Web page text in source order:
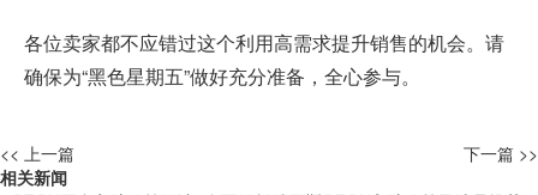
各位卖家都不应错过这个利用高需求提升销售的机会。请
确保为“黑色星期五”做好充分准备，全心参与。
<< 上一篇
下一篇 >>
相关新闻